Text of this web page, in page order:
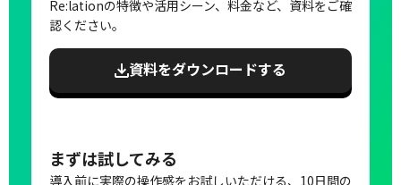
Re:lationの特徴や活用シーン、料金など、資料をご確
認ください。
資料をダウンロードする
まずは試してみる
導入前に実際の操作感をお試しいただける、10日間の